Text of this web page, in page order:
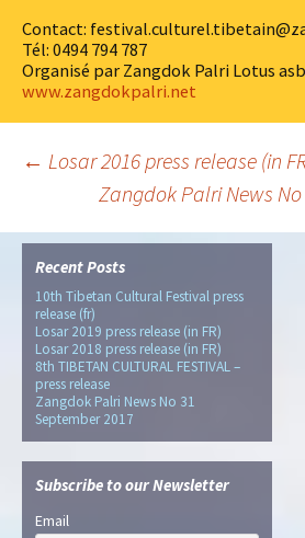
Contact:
Tél: 0494 794 787
Organisé par Zangdok Palri Lotus
www.zangdokpalri.net
Post
navigation
← Losar 2016 press release (in
Zangdok Palri News
Recent Posts
10th Tibetan Cultural Festival press
release (fr)
Losar 2019 press release (in FR)
Losar 2018 press release (in FR)
8th TIBETAN CULTURAL FESTIVAL –
press release
Zangdok Palri News No 31
September 2017
Subscribe to our Newsletter
Email